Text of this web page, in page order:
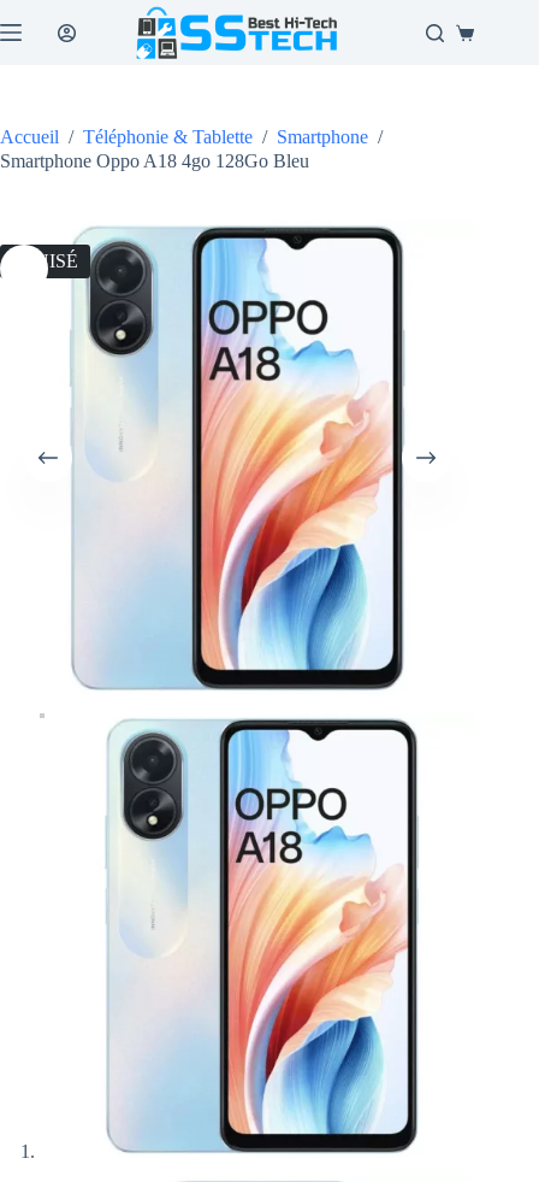
au
Panier
Accueil / Téléphonie & Tablette / Smartphone /
Smartphone Oppo A18 4go 128Go Bleu
ÉPUISÉ